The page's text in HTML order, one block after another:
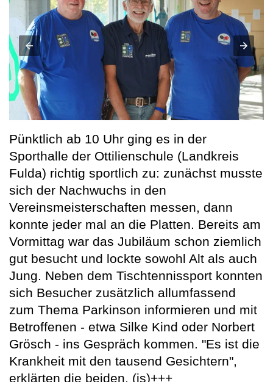
Pünktlich ab 10 Uhr ging es in der
Sporthalle der Ottilienschule (Landkreis
Fulda) richtig sportlich zu: zunächst musste
sich der Nachwuchs in den
Vereinsmeisterschaften messen, dann
konnte jeder mal an die Platten. Bereits am
Vormittag war das Jubiläum schon ziemlich
gut besucht und lockte sowohl Alt als auch
Jung. Neben dem Tischtennissport konnten
sich Besucher zusätzlich allumfassend
zum Thema Parkinson informieren und mit
Betroffenen - etwa Silke Kind oder Norbert
Grösch - ins Gespräch kommen. "Es ist die
Krankheit mit den tausend Gesichtern",
erklärten die beiden. (js)+++